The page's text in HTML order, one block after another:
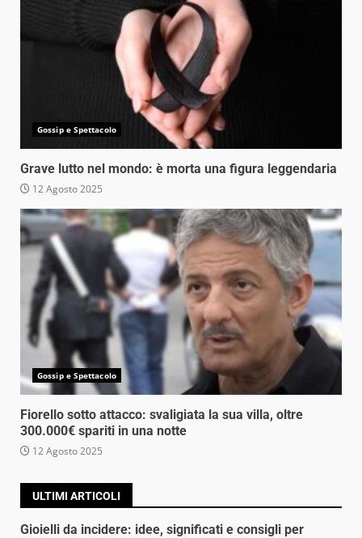
Gossip e Spettacolo
Grave lutto nel mondo: è morta una figura leggendaria
12 Agosto 2025
Gossip e Spettacolo
Fiorello sotto attacco: svaligiata la sua villa, oltre
300.000€ spariti in una notte
12 Agosto 2025
ULTIMI ARTICOLI
Gioielli da incidere: idee, significati e consigli per